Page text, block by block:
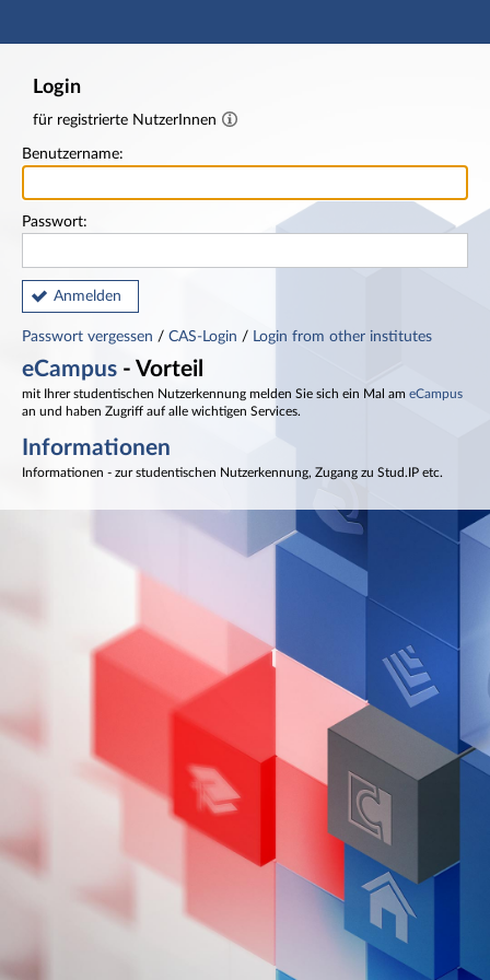
Hauptnavigation
Login
für registrierte NutzerInnen
Benutzername:
Passwort:
Anmelden
Passwort vergessen / CAS-Login / Login from other institutes
eCampus - Vorteil
mit Ihrer studentischen Nutzerkennung melden Sie sich ein Mal am eCampus
an und haben Zugriff auf alle wichtigen Services.
Informationen
Informationen - zur studentischen Nutzerkennung, Zugang zu Stud.IP etc.